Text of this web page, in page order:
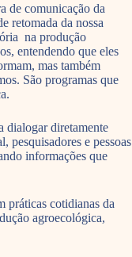
de comunicação da
retomada da nossa
na produção
entendendo que eles
mas também
São programas que
dialogar diretamente
pesquisadores e pessoas
informações que
práticas cotidianas da
agroecológica,